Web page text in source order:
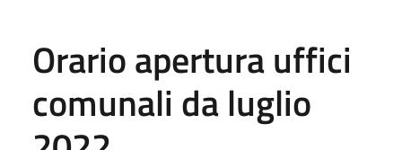
Orario apertura uffici
comunali da luglio